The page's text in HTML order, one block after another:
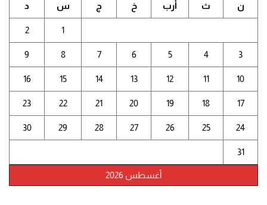
أغسطس 2026
ن ث أرب خ ج س د
1
2
3
4
5
6
7
8
9
10
11
12
13
14
15
16
17
18
19
20
21
22
23
24
25
26
27
28
29
30
31